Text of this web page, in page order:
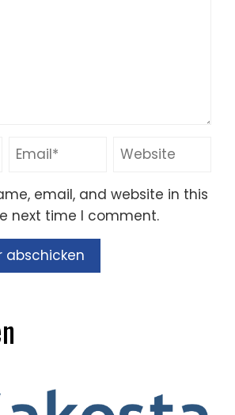
email, and website in this
next time I comment.